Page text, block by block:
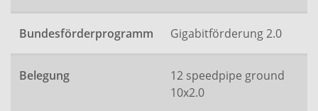
Bundesförderprogramm Gigabitförderung 2.0
Belegung
12 speedpipe ground
10x2.0